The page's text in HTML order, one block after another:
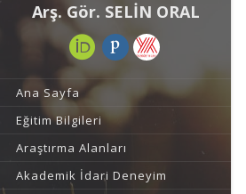
Arş. Gör. SELİN ORAL
Ana Sayfa
Eğitim Bilgileri
Araştırma Alanları
Akademik İdari Deneyim